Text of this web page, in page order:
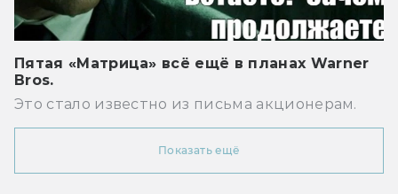
Пятая «Матрица» всё ещё в планах Warner
Bros.
Это стало известно из письма акционерам.
Показать ещё